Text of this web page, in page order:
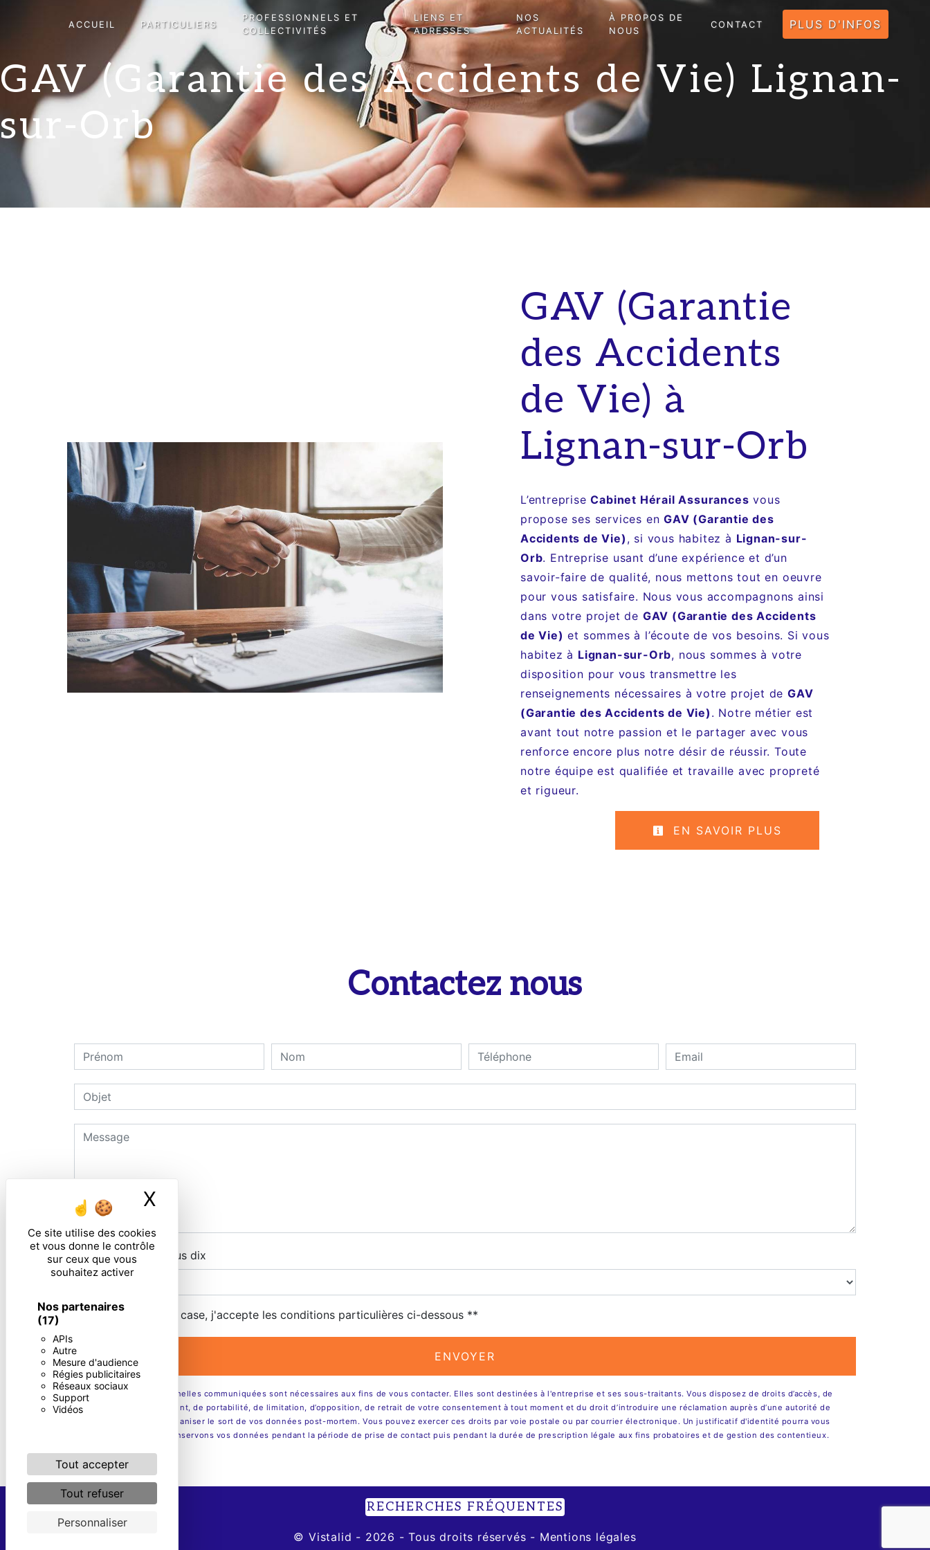
Panneau de gestion des cookies
Ce site utilise des cookies
et vous donne le contrôle
sur ceux que vous
souhaitez activer
Nos partenaires
(17)
APIs
Autre
Mesure d'audience
Régies publicitaires
Réseaux sociaux
Support
Vidéos
Tout accepter
Tout refuser
Personnaliser
X
ACCUEIL PARTICULIERS
PROFESSIONNELS ET
COLLECTIVITÉS
LIENS ET
ADRESSES
NOS
ACTUALITÉS
À PROPOS DE
NOUS
CONTACT PLUS D'INFOS
GAV (Garantie des Accidents de Vie) Lignan-
sur-Orb
GAV (Garantie
des Accidents
de Vie) à
Lignan-sur-Orb
L’entrepriseCabinet Hérail Assurances vous
propose ses services enGAV (Garantie des
Accidents de Vie) , si vous habitez à Lignan-sur-
Orb. Entreprise usant d’une expérience et d’un
savoir-faire de qualité, nous mettons tout en oeuvre
pour vous satisfaire. Nous vous accompagnons ainsi
dans votre projet de GAV (Garantie des Accidents
de Vie) et sommes à l’écoute de vos besoins. Si vous
habitez à Lignan-sur-Orb, nous sommes à votre
disposition pour vous transmettre les
renseignements nécessaires à votre projet de GAV
(Garantie des Accidents de Vie) . Notre métier est
avant tout notre passion et le partager avec vous
renforce encore plus notre désir de réussir. Toute
notre équipe est qualifiée et travaille avec propreté
et rigueur.
EN SAVOIR PLUS
Contactez nous
Combien font un plus dix
En cochant cette case, j'accepte les conditions particulières ci-dessous **
ENVOYER
** Les données personnelles communiquées sont nécessaires aux fins de vous contacter. Elles sont destinées à l'entreprise et ses sous-traitants. Vous disposez de droits d’accès, de
rectification, d’effacement, de portabilité, de limitation, d’opposition, de retrait de votre consentement à tout moment et du droit d’introduire une réclamation auprès d’une autorité de
contrôle, ainsi que d’organiser le sort de vos données post-mortem. Vous pouvez exercer ces droits par voie postale ou par courrier électronique. Un justificatif d'identité pourra vous
être demandé. Nous conservons vos données pendant la période de prise de contact puis pendant la durée de prescription légale aux fins probatoires et de gestion des contentieux.
RECHERCHES FRÉQUENTES
© Vistalid - 2026 - Tous droits réservés - Mentions légales